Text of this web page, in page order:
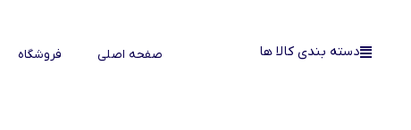
دسته بندی کالا ها صفحه اصلی فروشگاه